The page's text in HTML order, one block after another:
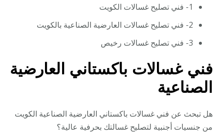
1- فني تصليح غسالات الكويت
2- فني تصليح غسالات العارضية الصناعية بالكويت
3- فني تصليح غسالات رخيص
فني غسالات باكستاني العارضية
الصناعية
هل تبحث عن فني غسالات باكستاني العارضية الصناعية الكويت
من جنسيات أجنبية لتصليح غسالتك بحرفية عالية؟